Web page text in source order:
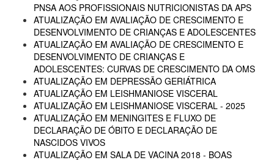
PNSA AOS PROFISSIONAIS NUTRICIONISTAS DA APS
ATUALIZAÇÃO EM AVALIAÇÃO DE CRESCIMENTO E
DESENVOLVIMENTO DE CRIANÇAS E ADOLESCENTES
ATUALIZAÇÃO EM AVALIAÇÃO DE CRESCIMENTO E
DESENVOLVIMENTO DE CRIANÇAS E
ADOLESCENTES: CURVAS DE CRESCIMENTO DA OMS
ATUALIZAÇÃO EM DEPRESSÃO GERIÁTRICA
ATUALIZAÇÃO EM LEISHMANIOSE VISCERAL
ATUALIZAÇÃO EM LEISHMANIOSE VISCERAL - 2025
ATUALIZAÇÃO EM MENINGITES E FLUXO DE
DECLARAÇÃO DE ÓBITO E DECLARAÇÃO DE
NASCIDOS VIVOS
ATUALIZAÇÃO EM SALA DE VACINA 2018 - BOAS